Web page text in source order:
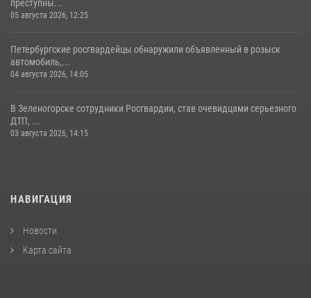
преступны...
05 августа 2026, 12:25
Петербургские росгвардейцы обнаружили объявленный в розыск
автомобиль,...
04 августа 2026, 14:05
В Зеленогорске сотрудники Росгвардии, став очевидцами серьезного
ДТП, ...
03 августа 2026, 14:15
НАВИГАЦИЯ
Новости
Карта сайта